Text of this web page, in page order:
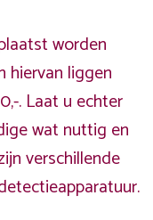
worden
hiervan liggen
. Laat u echter
wat nuttig en
verschillende